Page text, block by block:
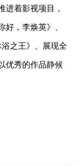
进着影视项目，
，李焕英》、
之王》、展现全
优秀的作品静候